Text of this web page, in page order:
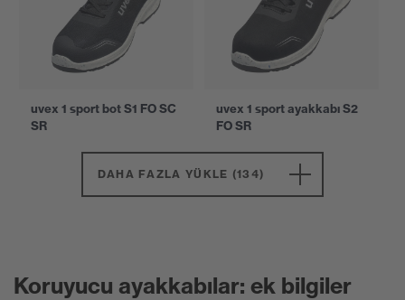
uvex 1 sport bot S1 FO SC
SR
uvex 1 sport ayakkabı S2
FO SR
DAHA FAZLA YÜKLE (134)
Koruyucu ayakkabılar: ek bilgiler